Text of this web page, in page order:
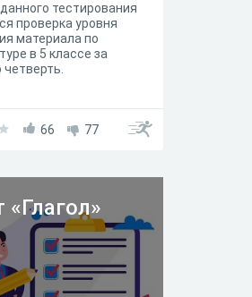
тестирования
проверка уровня
материала по
в 5 классе за
66 77
«Глагол»